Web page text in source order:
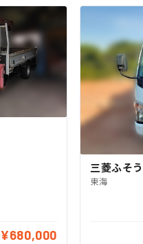
¥680,000
三菱ふそ
東海